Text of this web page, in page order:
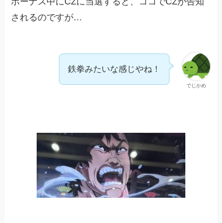
されるのですが…
でじかめ
鉄拳みたいな感じやね！